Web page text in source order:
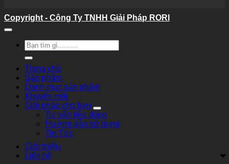
Copyright - Công Ty TNHH Giải Pháp RORI
Tìm
kiếm:
Trang chủ
Sản phẩm
Danh mục sản phẩm
Khuyến mãi
Giải pháp cho bạn
Tư vấn tiêu dùng
Hướng dẫn sử dụng
Tin Tức
Giới thiệu
Liên hệ